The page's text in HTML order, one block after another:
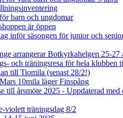
barn och ungdomar
är öppen
inför säsongen för junior och
arrangerar Botkyrkahelgen 25-27
och träningsresa för hela klubben
till Tiomila (senast 28/2!)
10mila läger Finspång
till årsmöte 2025 - Uppdaterad med
violett träningsdag 8/2